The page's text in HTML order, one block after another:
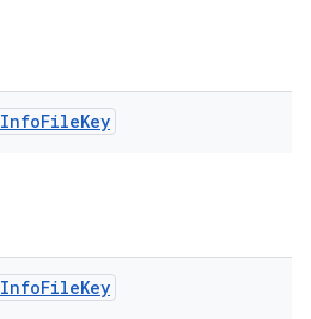
InfoFileKey
InfoFileKey